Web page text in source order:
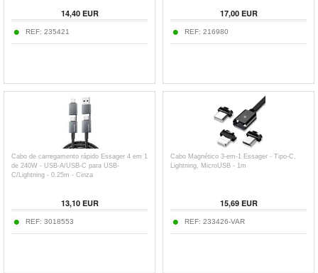
14,40EUR
REF: 235421
17,00EUR
REF: 216980
Cabo de carregamento rápido Essager 4 em 1
de 240W - USB-A/USB-C para USB-
C/Lightning - 0.25m - Cinza
13,10EUR
REF: 3018553
Cabo Magnético 3-em-1 Essager - Tipo-C,
Lightning, MicroUSB - 1m
15,69EUR
REF: 233426-VAR